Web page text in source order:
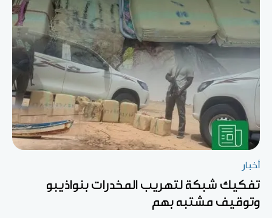
أخبار
تفكيك شبكة لتهريب المخدرات بنواذيبو
وتوقيف مشتبه بهم